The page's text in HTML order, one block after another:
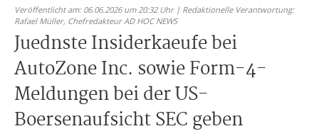
Veröffentlicht am: 06.06.2026 um 20:32 Uhr | Redaktionelle Verantwortung:
Rafael Müller, Chefredakteur AD HOC NEWS
Juednste Insiderkaeufe bei
AutoZone Inc. sowie Form-4-
Meldungen bei der US-
Boersenaufsicht SEC geben